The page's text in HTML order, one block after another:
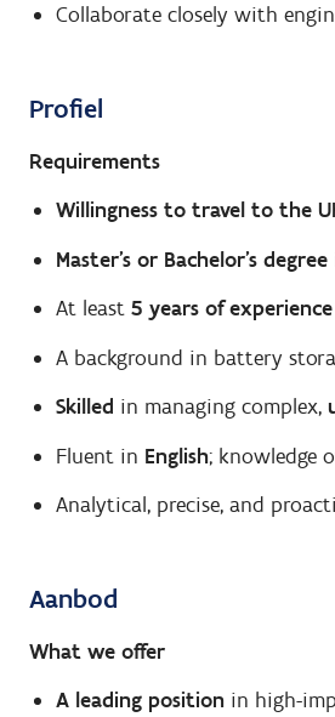
Collaborate closely with
Profiel
Requirements
Willingness to travel to the
Master’s or Bachelor’s degree
At least 5 years of experience
A background in battery
Skilled in managing complex,
Fluent in English; knowledge
Analytical, precise, and
Aanbod
What we offer
A leading position in high-